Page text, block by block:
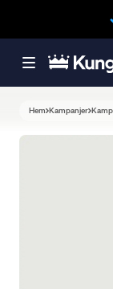
Hem Kampanjer